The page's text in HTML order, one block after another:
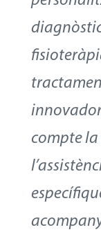
compte